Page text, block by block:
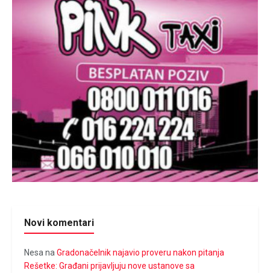
Novi komentari
Nesa na Gradonačelnik najavio proveru nakon pitanja
Rešetke: Građani prijavljuju nove ustanove sa